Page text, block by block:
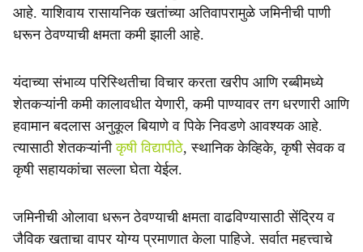
आहे. याशिवाय रासायनिक खतांच्या अतिवापरामुळे जमिनीची पाणी
धरून ठेवण्याची क्षमता कमी झाली आहे.
यंदाच्या संभाव्य परिस्थितीचा विचार करता खरीप आणि रब्बीमध्ये
शेतकऱ्यांनी कमी कालावधीत येणारी, कमी पाण्यावर तग धरणारी आणि
हवामान बदलास अनुकूल बियाणे व पिके निवडणे आवश्यक आहे.
त्यासाठी शेतकऱ्यांनीकृषी विद्यापीठे, स्थानिक केव्हिके, कृषी सेवक व
कृषी सहायकांचा सल्ला घेता येईल.
जमिनीची ओलावा धरून ठेवण्याची क्षमता वाढविण्यासाठी सेंद्रिय व
जैविक खताचा वापर योग्य प्रमाणात केला पाहिजे. सर्वात महत्त्वाचे